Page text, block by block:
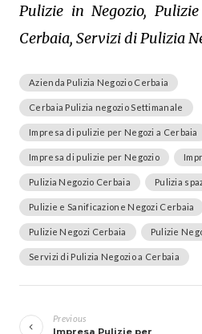
Pulizie in Negozio,
Cerbaia, Servizi di Pulizia
Azienda Pulizia Negozio Cerbaia
Cerbaia Pulizia negozio Settimanale
Impresa di pulizie per Negozi a Cerbaia
Impresa di pulizie per Negozio
Pulizia Negozio Cerbaia Pulizia
Pulizie e Sanificazione Negozi Cerbaia
Pulizie Negozi Cerbaia Pulizie
Servizi di Pulizia Negozio a Cerbaia
articoli
Previous
Impresa Pulizie per